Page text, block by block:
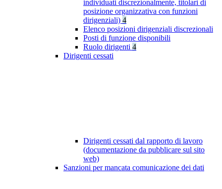
individuati discrezionalmente, titolari di
posizione organizzativa con funzioni
dirigenziali) 4
Elenco posizioni dirigenziali discrezionali
Posti di funzione disponibili
Ruolo dirigenti 4
Dirigenti cessati
Dirigenti cessati dal rapporto di lavoro
(documentazione da pubblicare sul sito
web)
Sanzioni per mancata comunicazione dei dati